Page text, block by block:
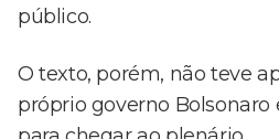
público.
O texto, porém, não teve
próprio governo